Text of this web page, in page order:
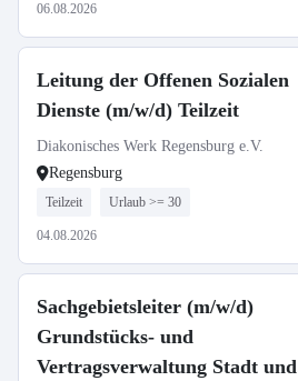
06.08.2026
Leitung der Offenen Sozialen
Dienste (m/w/d) Teilzeit
Diakonisches Werk Regensburg e.V.
Regensburg
Teilzeit Urlaub >= 30
04.08.2026
Sachgebietsleiter (m/w/d)
Grundstücks- und
Vertragsverwaltung Stadt und